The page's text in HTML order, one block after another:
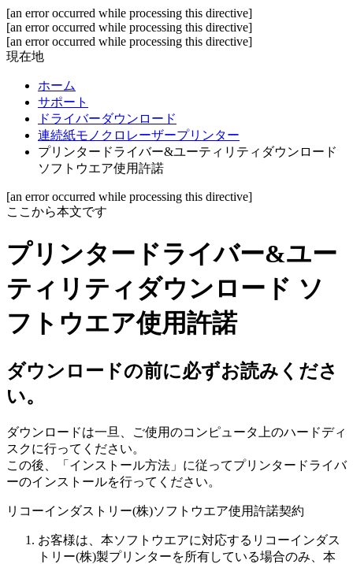
[an error occurred while processing this directive]
[an error occurred while processing this directive]
[an error occurred while processing this directive]
現在地
ホーム
サポート
ドライバーダウンロード
連続紙モノクロレーザープリンター
プリンタードライバー&ユーティリティダウンロード
ソフトウエア使用許諾
[an error occurred while processing this directive]
ここから本文です
プリンタードライバー&ユー
ティリティダウンロード ソ
フトウエア使用許諾
ダウンロードの前に必ずお読みくださ
い。
ダウンロードは一旦、ご使用のコンピュータ上のハードディ
スクに行ってください。
この後、「インストール方法」に従ってプリンタードライバ
ーのインストールを行ってください。
リコーインダストリー(株)ソフトウエア使用許諾契約
お客様は、本ソフトウエアに対応するリコーインダス
トリー(株)製プリンターを所有している場合のみ、本